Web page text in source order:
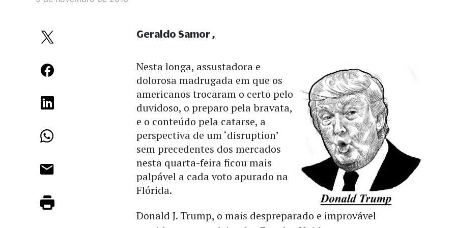
Nesta longa, assustadora e
dolorosa madrugada em que os
americanos trocaram o certo pelo
duvidoso, o preparo pela bravata,
e o conteúdo pela catarse, a
perspectiva de um ‘disruption’
sem precedentes dos mercados
nesta quarta-feira ficou mais
palpável a cada voto apurado na
Flórida.
Donald J. Trump, o mais despreparado e improvável
Geraldo Samor